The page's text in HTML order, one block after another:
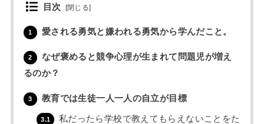
目次 [閉じる]
1 愛される勇気と嫌われる勇気から学んだこと。
2
なぜ褒めると競争心理が生まれて問題児が増え
るのか？
3 教育では生徒一人一人の自立が目標
3.1
私だったら学校で教えてもらえないことをた